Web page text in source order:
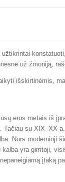
už žmoniją,
išskirtinėmis,
eros metais iš
su XIX–XX
Nors modernioji
yra gimtoji,
įtaką